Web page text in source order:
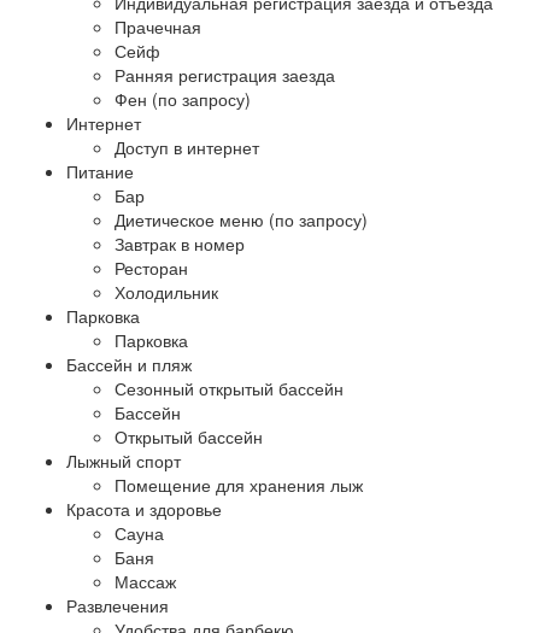
Прачечная
Сейф
Ранняя регистрация заезда
Фен (по запросу)
Интернет
Доступ в интернет
Питание
Бар
Диетическое меню (по запросу)
Завтрак в номер
Ресторан
Холодильник
Парковка
Парковка
Бассейн и пляж
Сезонный открытый бассейн
Бассейн
Открытый бассейн
Лыжный спорт
Помещение для хранения лыж
Красота и здоровье
Сауна
Баня
Массаж
Развлечения